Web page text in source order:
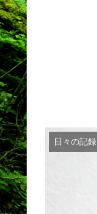
日々の記録